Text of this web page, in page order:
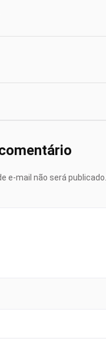
e-mail não será publicado.